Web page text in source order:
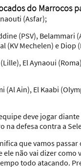
do Marrocos
(Asfar);
(PSV), Belammari
(KV Mechelen) e Diop
El Aynaoui
(Al Ain), El Kaabi
deve jogar
defesa contra a
que vamos
não vai dizer
todo atacando.